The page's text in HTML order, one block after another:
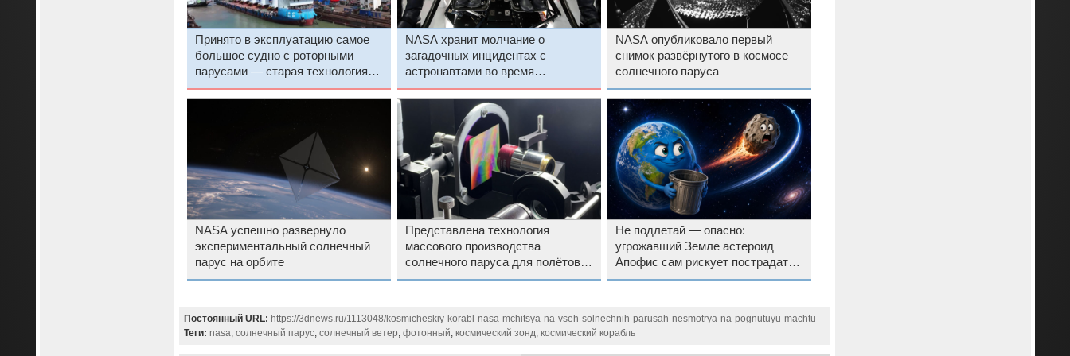
Принято в эксплуатацию самое
большое судно с роторными
парусами — старая технология
здорово экономит топливо
NASA хранит молчание о
загадочных инцидентах с
астронавтами во время
пребывания на МКС и после
возвращения
NASA опубликовало первый
снимок развёрнутого в космосе
солнечного паруса
NASA успешно развернуло
экспериментальный солнечный
парус на орбите
Представлена технология
массового производства
солнечного паруса для полётов к
другим звёздам
Не подлетай — опасно:
угрожавший Земле астероид
Апофис сам рискует пострадать
от космического мусора
Постоянный URL: https://3dnews.ru/1113048/kosmicheskiy-korabl-nasa-mchitsya-na-vseh-solnechnih-parusah-nesmotrya-na-pognutuyu-machtu
Теги: nasa, солнечный парус, солнечный ветер, фотонный, космический зонд, космический корабль